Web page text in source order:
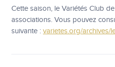
Cette saison, le Variétés Club
associations. Vous pouvez
suivante : varietes.org/archives/